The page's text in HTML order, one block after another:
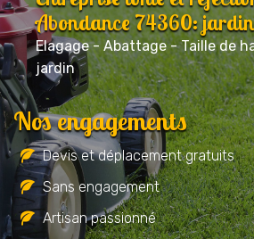
Abondance 74360:
Elagage - Abattage - Taille de
jardin
Nos engagements
Devis et déplacement gratuits
Sans engagement
Artisan passionné